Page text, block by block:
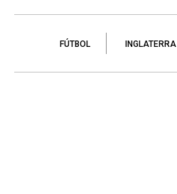
FÚTBOL INGLATERRA